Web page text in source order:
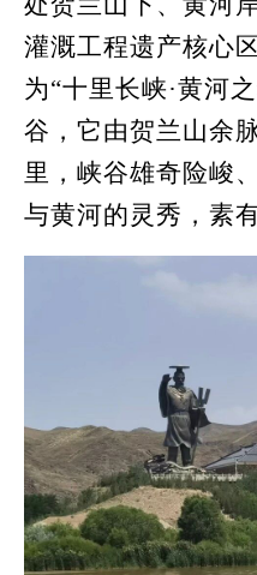
灌溉工程遗产核心
为“十里长峡·黄河
谷，它由贺兰山余
里，峡谷雄奇险峻
与黄河的灵秀，素